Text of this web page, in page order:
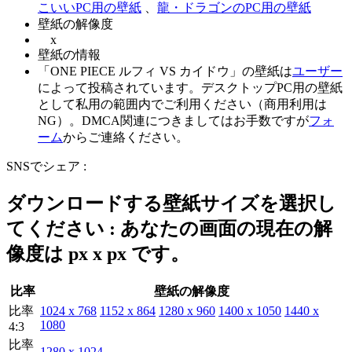
こいいPC用の壁紙
龍・ドラゴンのPC用の壁紙
壁紙の解像度
x
壁紙の情報
「ONE PIECE ルフィ VS カイドウ」の壁紙はユーザー
によって投稿されています。デスクトップPC用の壁紙
として私用の範囲内でご利用ください（商用利用は
NG）。DMCA関連につきましてはお手数ですがフォ
ームからご連絡ください。
SNSでシェア :
ダウンロードする壁紙サイズを選択し
てください : あなたの画面の現在の解
像度は px x px です。
比率
壁紙の解像度
比率
4:3
1024 x 768 1152 x 864 1280 x 960 1400 x 1050 1440 x
1080
比率